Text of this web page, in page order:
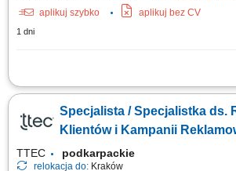
aplikuj szybko
aplikuj bez CV
1 dni
Poszukujemy Konsultantów ds. Żywienia w kilku
powierzonym terenie. Pozyskiwanie nowych
współpracy z obecnymi partnerami. Budowanie
Specjalista / Specjalistka ds.
Klientów i Kampanii
TTEC podkarpackie
relokacja do: Kraków